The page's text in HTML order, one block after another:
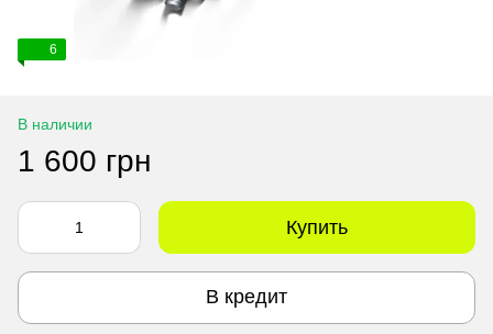
6
В наличии
1 600 грн
Купить
В кредит